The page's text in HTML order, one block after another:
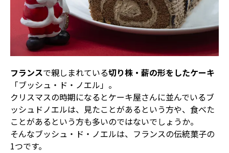
フランスで親しまれている切り株・薪の形をしたケーキ
「ブッシュ・ド・ノエル」。
クリスマスの時期になるとケーキ屋さんに並んでいるブ
ッシュドノエルは、見たことがあるという方や、食べた
ことがあるという方も多いのではないでしょうか。
そんなブッシュ・ド・ノエルは、フランスの伝統菓子の
1つです。